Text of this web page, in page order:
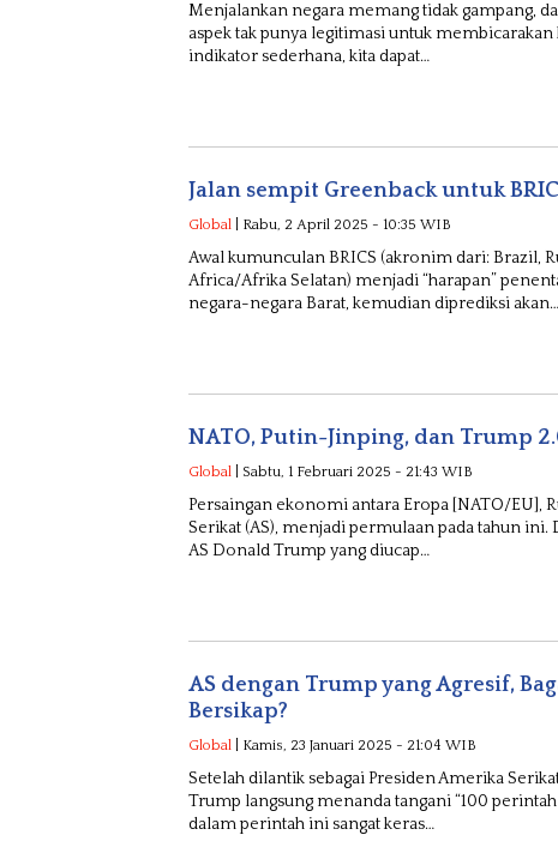
Menjalankan negara memang tidak gampang,
aspek tak punya legitimasi untuk
indikator sederhana, kita dapat…
Jalan sempit Greenback untuk
Global | Rabu, 2 April 2025 - 10:35 WIB
Awal kumunculan BRICS (akronim dari: Brazil,
Africa/Afrika Selatan) menjadi “harapan”
negara-negara Barat, kemudian diprediksi akan…
NATO, Putin-Jinping, dan Trump
Global | Sabtu, 1 Februari 2025 - 21:43 WIB
Persaingan ekonomi antara Eropa [NATO/EU],
Serikat (AS), menjadi permulaan pada tahun
AS Donald Trump yang diucap…
AS dengan Trump yang Agresif,
Bersikap?
Global | Kamis, 23 Januari 2025 - 21:04 WIB
Setelah dilantik sebagai Presiden Amerika
Trump langsung menanda tangani “100
dalam perintah ini sangat keras…